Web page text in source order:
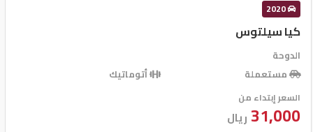
2020
كيا سيلتوس
الدوحة
مستعملة
أتوماتيك
السعر إبتداء من
31,000 ريال